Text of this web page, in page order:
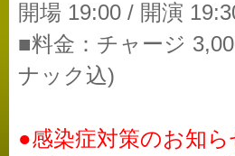
開場 19:00 / 開演
■料金：チャージ
ナック込)
●感染症対策のお知